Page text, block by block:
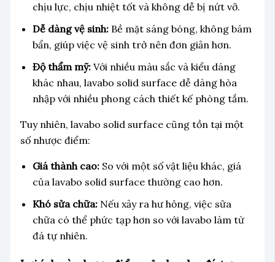
chịu lực, chịu nhiệt tốt và không dễ bị nứt vỡ.
Dễ dàng vệ sinh:Bề mặt sáng bóng, không bám
bẩn, giúp việc vệ sinh trở nên đơn giản hơn.
Độ thẩm mỹ:Với nhiều màu sắc và kiểu dáng
khác nhau, lavabo solid surface dễ dàng hòa
nhập với nhiều phong cách thiết kế phòng tắm.
Tuy nhiên, lavabo solid surface cũng tồn tại một
số nhược điểm:
Giá thành cao:So với một số vật liệu khác, giá
của lavabo solid surface thường cao hơn.
Khó sửa chữa:Nếu xảy ra hư hỏng, việc sửa
chữa có thể phức tạp hơn so với lavabo làm từ
đá tự nhiên.